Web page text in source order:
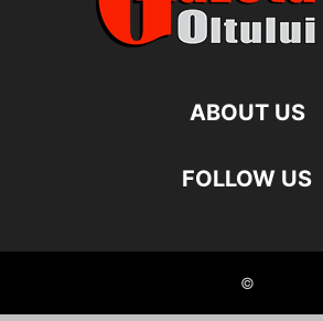
ABOUT US
FOLLOW US
©